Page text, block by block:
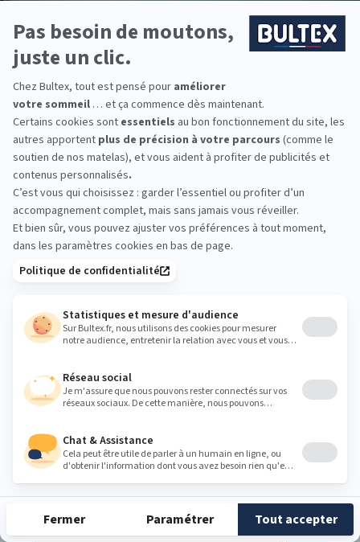
DÉCOUVREZ TOUS NOS ACCESSOIRES DE LITERIE
Vous aimerezaussi
Préservez vos couettes et oreillers
gratuits Paiement 4x sans frais 5 à 7 ans de
Recevez lanewsletter Bultex
S'INSCRIRE